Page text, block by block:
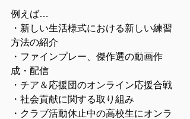
例えば…
・新しい生活様式における新しい練習
方法の紹介
・ファインプレー、傑作選の動画作
成・配信
・チア＆応援団のオンライン応援合戦
・社会貢献に関する取り組み
・クラブ活動休止中の高校生にオンラ